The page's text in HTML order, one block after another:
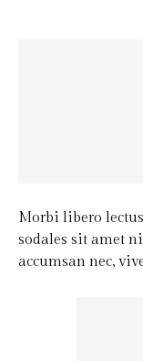
Morbi libero
sodales sit amet
accumsan nec,